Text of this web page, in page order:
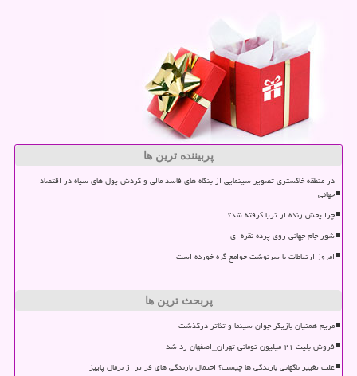
پربیننده ترین ها
در منطقه خاکستری تصویر سینمایی از بنگاه های فاسد مالی و گردش پول های سیاه در اقتصاد
جهانی
چرا پخش زنده از ثریا گرفته شد؟
شور جام جهانی روی پرده نقره ای
امروز ارتباطات با سرنوشت جوامع گره خورده است
پربحث ترین ها
مریم همتیان بازیگر جوان سینما و تئاتر درگذشت
فروش بلیت ۲۱ میلیون تومانی تهران_اصفهان رد شد
علت تغییر ناگهانی بارندگی ها چیست؟ احتمال بارندگی های فراتر از نرمال پاییز